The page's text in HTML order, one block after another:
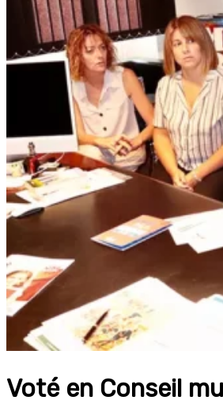
Voté en Conseil